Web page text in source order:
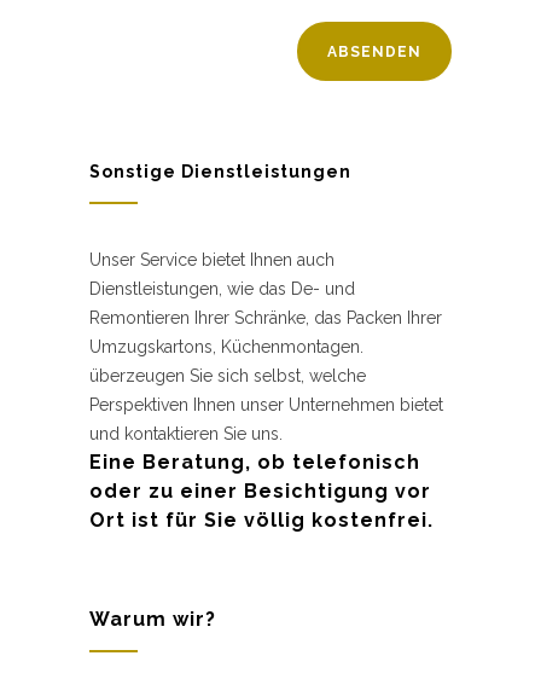
Sonstige Dienstleistungen
Unser Service bietet Ihnen auch
Dienstleistungen, wie das De- und
Remontieren Ihrer Schränke, das Packen Ihrer
Umzugskartons, Küchenmontagen.
überzeugen Sie sich selbst, welche
Perspektiven Ihnen unser Unternehmen bietet
und kontaktieren Sie uns.
Eine Beratung, ob telefonisch
oder zu einer Besichtigung vor
Ort ist für Sie völlig kostenfrei.
Warum wir?